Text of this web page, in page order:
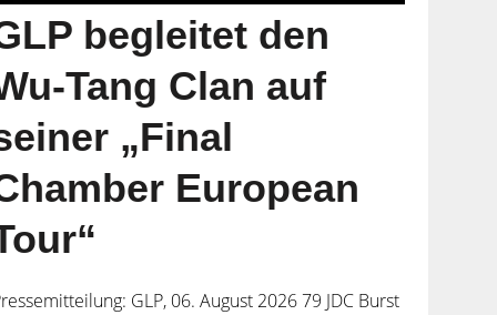
begleitet den
Tang Clan auf
„Final
European
GLP, 06. August 2026 79 JDC Burst